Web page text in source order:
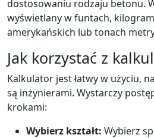
dostosowaniu rodzaju betonu.
wyświetlany w funtach,
amerykańskich lub tonach
Jak korzystać z
Kalkulator jest łatwy w użyciu,
są inżynierami. Wystarczy
krokami:
Wybierz kształt: Wybierz